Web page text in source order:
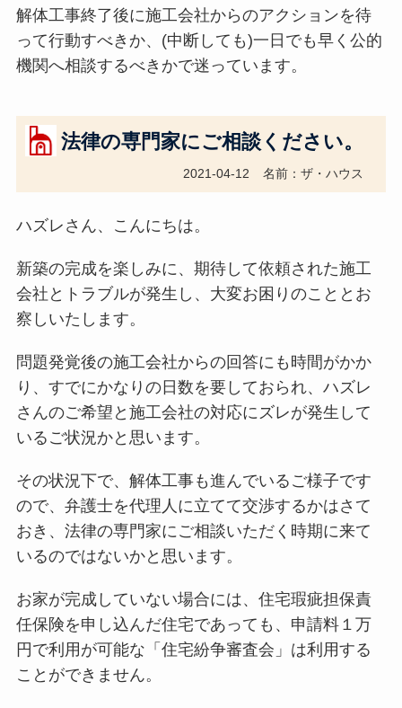
解体工事終了後に施工会社からのアクションを待
って行動すべきか、(中断しても)一日でも早く公的
機関へ相談するべきかで迷っています。
法律の専門家にご相談ください。
2021-04-12 名前：ザ・ハウス
ハズレさん、こんにちは。
新築の完成を楽しみに、期待して依頼された施工
会社とトラブルが発生し、大変お困りのこととお
察しいたします。
問題発覚後の施工会社からの回答にも時間がかか
り、すでにかなりの日数を要しておられ、ハズレ
さんのご希望と施工会社の対応にズレが発生して
いるご状況かと思います。
その状況下で、解体工事も進んでいるご様子です
ので、弁護士を代理人に立てて交渉するかはさて
おき、法律の専門家にご相談いただく時期に来て
いるのではないかと思います。
お家が完成していない場合には、住宅瑕疵担保責
任保険を申し込んだ住宅であっても、申請料１万
円で利用が可能な「住宅紛争審査会」は利用する
ことができません。